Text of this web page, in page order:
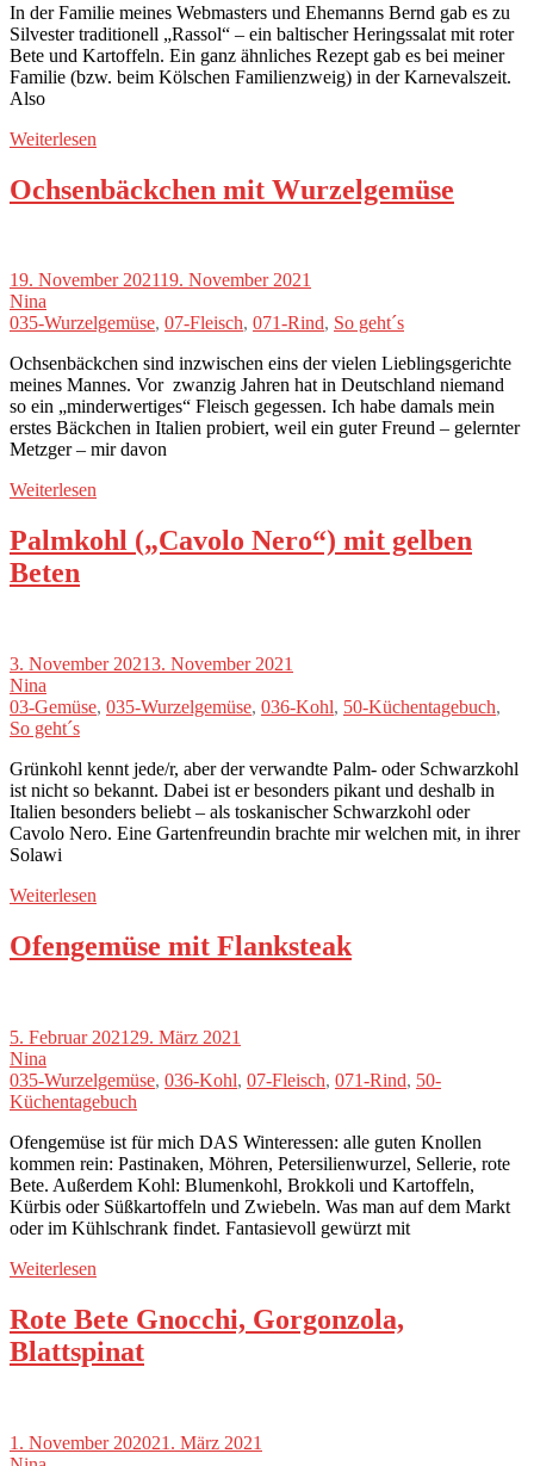
In der Familie meines Webmasters und Ehemanns Bernd gab es zu
Silvester traditionell „Rassol“ – ein baltischer Heringssalat mit roter
Bete und Kartoffeln. Ein ganz ähnliches Rezept gab es bei meiner
Familie (bzw. beim Kölschen Familienzweig) in der Karnevalszeit.
Also
Weiterlesen
Ochsenbäckchen mit Wurzelgemüse
19. November 202119. November 2021
Nina
035-Wurzelgemüse, 07-Fleisch, 071-Rind, So geht´s
Ochsenbäckchen sind inzwischen eins der vielen Lieblingsgerichte
meines Mannes. Vor zwanzig Jahren hat in Deutschland niemand
so ein „minderwertiges“ Fleisch gegessen. Ich habe damals mein
erstes Bäckchen in Italien probiert, weil ein guter Freund – gelernter
Metzger – mir davon
Weiterlesen
Palmkohl („Cavolo Nero“) mit gelben
Beten
3. November 20213. November 2021
Nina
03-Gemüse, 035-Wurzelgemüse, 036-Kohl, 50-Küchentagebuch,
So geht´s
Grünkohl kennt jede/r, aber der verwandte Palm- oder Schwarzkohl
ist nicht so bekannt. Dabei ist er besonders pikant und deshalb in
Italien besonders beliebt – als toskanischer Schwarzkohl oder
Cavolo Nero. Eine Gartenfreundin brachte mir welchen mit, in ihrer
Solawi
Weiterlesen
Ofengemüse mit Flanksteak
5. Februar 2021 29. März 2021
Nina
035-Wurzelgemüse, 036-Kohl, 07-Fleisch, 071-Rind, 50-
Küchentagebuch
Ofengemüse ist für mich DAS Winteressen: alle guten Knollen
kommen rein: Pastinaken, Möhren, Petersilienwurzel, Sellerie, rote
Bete. Außerdem Kohl: Blumenkohl, Brokkoli und Kartoffeln,
Kürbis oder Süßkartoffeln und Zwiebeln. Was man auf dem Markt
oder im Kühlschrank findet. Fantasievoll gewürzt mit
Weiterlesen
Rote Bete Gnocchi, Gorgonzola,
Blattspinat
1. November 202021. März 2021